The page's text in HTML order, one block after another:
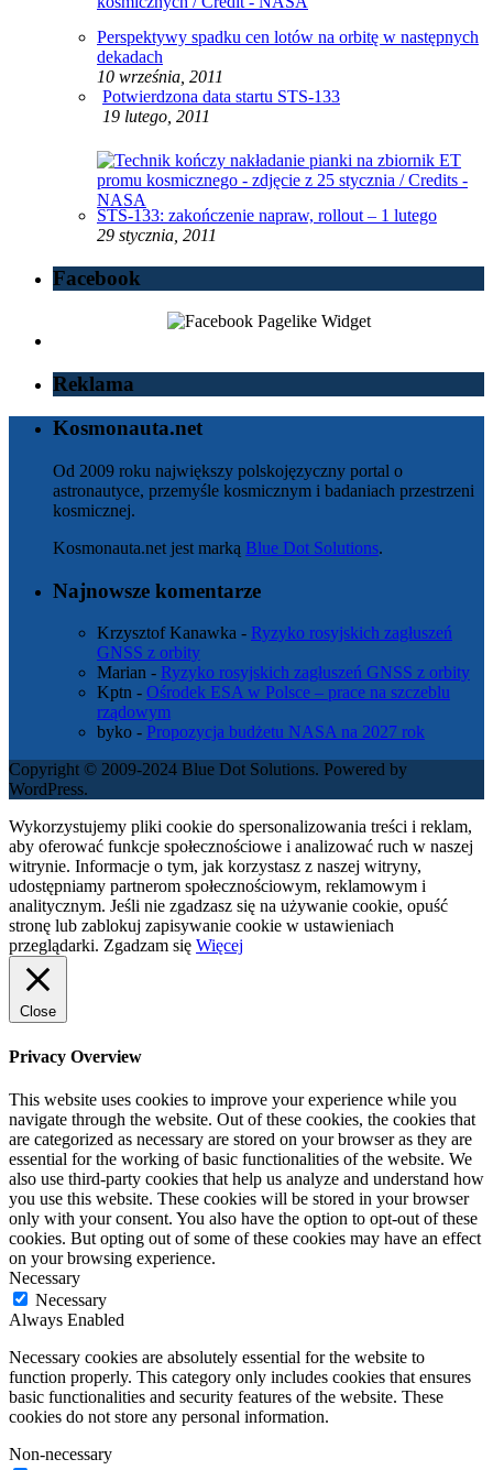
Perspektywy spadku cen lotów na orbitę w następnych
dekadach
10 września, 2011
Potwierdzona data startu STS-133
19 lutego, 2011
STS-133: zakończenie napraw, rollout – 1 lutego
29 stycznia, 2011
Facebook
Reklama
Kosmonauta.net
Od 2009 roku największy polskojęzyczny portal o
astronautyce, przemyśle kosmicznym i badaniach przestrzeni
kosmicznej.
Kosmonauta.net jest marką Blue Dot Solutions.
Najnowsze komentarze
Krzysztof Kanawka - Ryzyko rosyjskich zagłuszeń
GNSS z orbity
Marian - Ryzyko rosyjskich zagłuszeń GNSS z orbity
Kptn - Ośrodek ESA w Polsce – prace na szczeblu
rządowym
byko - Propozycja budżetu NASA na 2027 rok
Copyright © 2009-2024 Blue Dot Solutions. Powered by
WordPress.
Wykorzystujemy pliki cookie do spersonalizowania treści i reklam,
aby oferować funkcje społecznościowe i analizować ruch w naszej
witrynie. Informacje o tym, jak korzystasz z naszej witryny,
udostępniamy partnerom społecznościowym, reklamowym i
analitycznym. Jeśli nie zgadzasz się na używanie cookie, opuść
stronę lub zablokuj zapisywanie cookie w ustawieniach
przeglądarki. Zgadzam się Więcej
Close
Privacy Overview
This website uses cookies to improve your experience while you
navigate through the website. Out of these cookies, the cookies that
are categorized as necessary are stored on your browser as they are
essential for the working of basic functionalities of the website. We
also use third-party cookies that help us analyze and understand how
you use this website. These cookies will be stored in your browser
only with your consent. You also have the option to opt-out of these
cookies. But opting out of some of these cookies may have an effect
on your browsing experience.
Necessary
Necessary
Always Enabled
Necessary cookies are absolutely essential for the website to
function properly. This category only includes cookies that ensures
basic functionalities and security features of the website. These
cookies do not store any personal information.
Non-necessary